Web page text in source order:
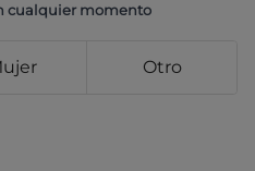
cualquier momento
Otro